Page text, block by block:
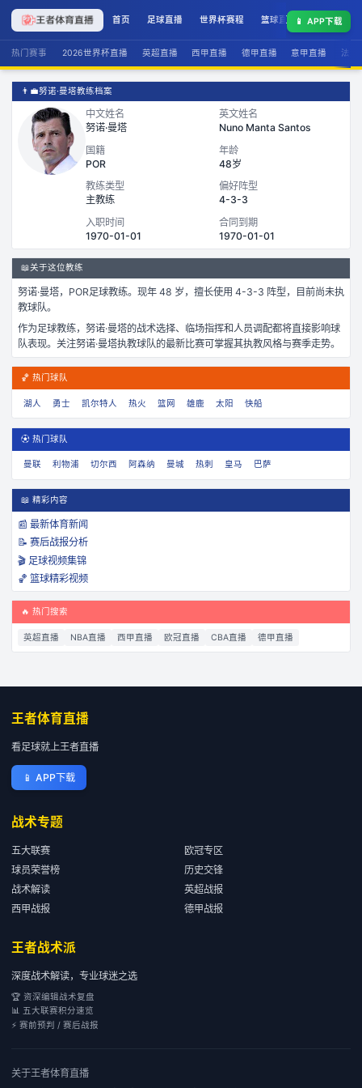
首页 足球直播 世界杯赛程 篮球直播 联赛积分
📱 APP下载
热门赛事 2026世界杯直播 英超直播 西甲直播 德甲直播 意甲直播 法甲
👨‍💼努诺·曼塔教练档案
中文姓名
努诺·曼塔
英文姓名
Nuno Manta Santos
国籍
POR
年龄
48岁
教练类型
主教练
偏好阵型
4-3-3
入职时间
1970-01-01
合同到期
1970-01-01
📖关于这位教练
努诺·曼塔， POR足球教练。 现年 48 岁， 擅长使用 4-3-3 阵型，
目前尚未执
教球队。
作为足球教练， 努诺·曼塔的战术选择、临场指挥和人员调配都将直接影响球
队表现。关注努诺·曼塔执教球队的最新比赛可掌握其执教风格与赛季走势。
🏀 热门球队
湖人 勇士 凯尔特人 热火 篮网 雄鹿 太阳 快船
⚽ 热门球队
曼联 利物浦 切尔西 阿森纳 曼城 热刺 皇马 巴萨
📖 精彩内容
📰 最新体育新闻
📝 赛后战报分析
🎬 足球视频集锦
🏀 篮球精彩视频
🔥 热门搜索
英超直播 NBA直播 西甲直播 欧冠直播 CBA直播 德甲直播
王者体育直播
看足球就上王者直播
📱 APP下载
战术专题
五大联赛
欧冠专区
球员荣誉榜
历史交锋
战术解读
英超战报
西甲战报
德甲战报
王者战术派
深度战术解读，专业球迷之选
🏆 资深编辑战术复盘
📊 五大联赛积分速览
⚡ 赛前预判 / 赛后战报
关于王者体育直播